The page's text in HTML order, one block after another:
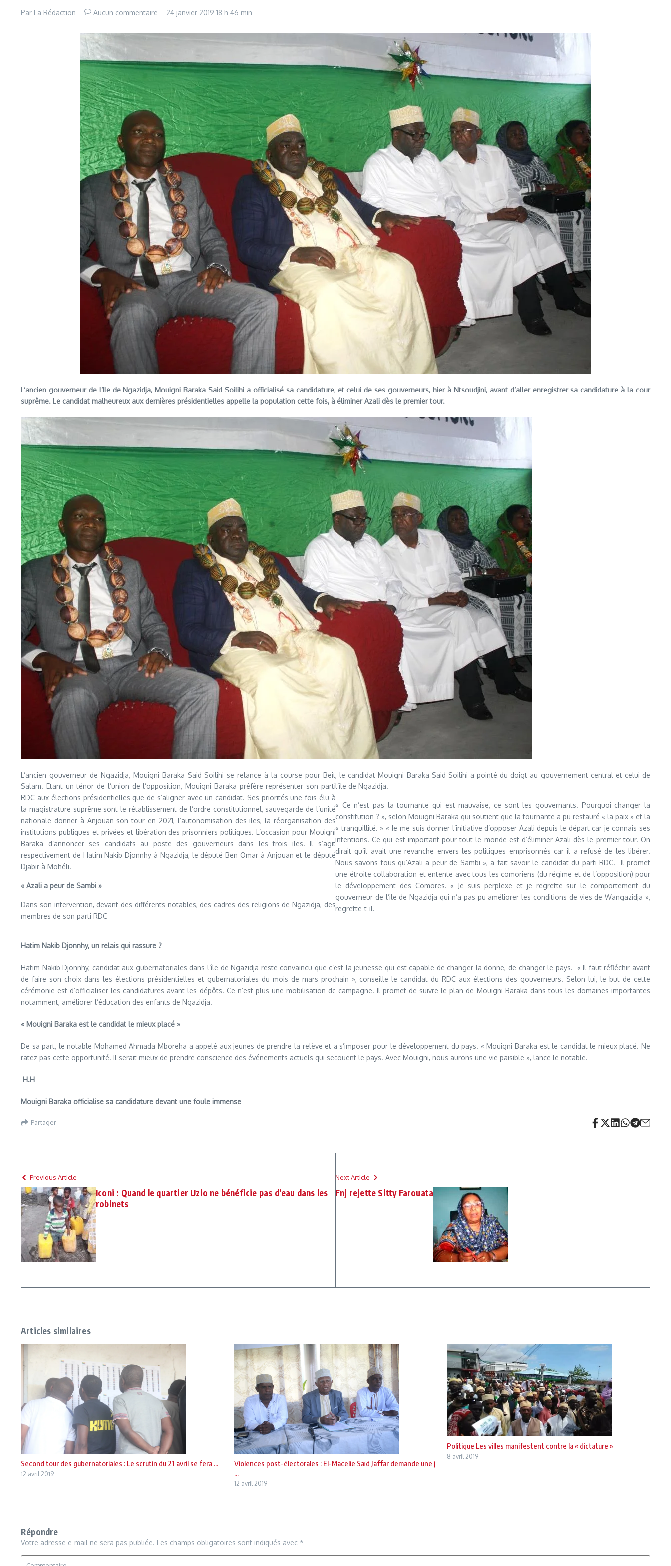
Par La Rédaction Aucun commentaire 24 janvier 2019 18 h 46 min
L’ancien gouverneur de l’Ile de Ngazidja, Mouigni Baraka Said Soilihi a officialisé sa candidature, et celui de ses gouverneurs, hier à Ntsoudjini, avant d’aller enregistrer sa candidature à la cour
suprême. Le candidat malheureux aux dernières présidentielles appelle la population cette fois, à éliminer Azali dès le premier tour.
L’ancien gouverneur de Ngazidja, Mouigni Baraka Said Soilihi se relance à la course pour Beit
Salam. Etant un ténor de l’union de l’opposition, Mouigni Baraka préfère représenter son parti
RDC aux élections présidentielles que de s’aligner avec un candidat. Ses priorités une fois élu à
la magistrature suprême sont le rétablissement de l’ordre constitutionnel, sauvegarde de l’unité
nationale donner à Anjouan son tour en 2021, l’autonomisation des iles, la réorganisation des
institutions publiques et privées et libération des prisonniers politiques. L’occasion pour Mouigni
Baraka d’annoncer ses candidats au poste des gouverneurs dans les trois iles. Il s’agit
respectivement de Hatim Nakib Djonnhy à Ngazidja, le député Ben Omar à Anjouan et le député
Djabir à Mohéli.
« Azali a peur de Sambi »
Dans son intervention, devant des différents notables, des cadres des religions de Ngazidja, des
membres de son parti RDC
, le candidat Mouigni Baraka Said Soilihi a pointé du doigt au gouvernement central et celui de
l’île de Ngazidja.
« Ce n’est pas la tournante qui est mauvaise, ce sont les gouvernants. Pourquoi changer la
constitution ? », selon Mouigni Baraka qui soutient que la tournante a pu restauré « la paix » et la
« tranquillité. » « Je me suis donner l’initiative d’opposer Azali depuis le départ car je connais ses
intentions. Ce qui est important pour tout le monde est d’éliminer Azali dès le premier tour. On
dirait qu’il avait une revanche envers les politiques emprisonnés car il a refusé de les libérer.
Nous savons tous qu’Azali a peur de Sambi », a fait savoir le candidat du parti RDC. Il promet
une étroite collaboration et entente avec tous les comoriens (du régime et de l’opposition) pour
le développement des Comores. « Je suis perplexe et je regrette sur le comportement du
gouverneur de l’ile de Ngazidja qui n’a pas pu améliorer les conditions de vies de Wangazidja »,
regrette-t-il.
Hatim Nakib Djonnhy, un relais qui rassure ?
Hatim Nakib Djonnhy, candidat aux gubernatoriales dans l’île de Ngazidja reste convaincu que c’est la jeunesse qui est capable de changer la donne, de changer le pays. « Il faut réfléchir avant
de faire son choix dans les élections présidentielles et gubernatoriales du mois de mars prochain », conseille le candidat du RDC aux élections des gouverneurs. Selon lui, le but de cette
cérémonie est d’officialiser les candidatures avant les dépôts. Ce n’est plus une mobilisation de campagne. Il promet de suivre le plan de Mouigni Baraka dans tous les domaines importantes
notamment, améliorer l’éducation des enfants de Ngazidja.
« Mouigni Baraka est le candidat le mieux placé »
De sa part, le notable Mohamed Ahmada Mboreha a appelé aux jeunes de prendre la relève et à s’imposer pour le développement du pays. « Mouigni Baraka est le candidat le mieux placé. Ne
ratez pas cette opportunité. Il serait mieux de prendre conscience des événements actuels qui secouent le pays. Avec Mouigni, nous aurons une vie paisible », lance le notable.
H.H
Mouigni Baraka officialise sa candidature devant une foule immense
Partager
Previous Article
Iconi : Quand le quartier Uzio ne bénéficie pas d’eau dans les
robinets
Next Article
Fnj rejette Sitty Farouata
Articles similaires
Second tour des gubernatoriales : Le scrutin du 21 avril se fera ...
12 avril 2019
Violences post-électorales : El-Macelie Saïd Jaffar demande une j
...
12 avril 2019
Politique Les villes manifestent contre la « dictature »
8 avril 2019
Répondre
Votre adresse e-mail ne sera pas publiée. Les champs obligatoires sont indiqués avec *